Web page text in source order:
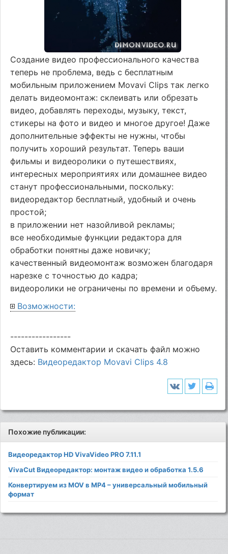
Создание видео профессионального качества
теперь не проблема, ведь с бесплатным
мобильным приложением Movavi Clips так легко
делать видеомонтаж: склеивать или обрезать
видео, добавлять переходы, музыку, текст,
стикеры на фото и видео и многое другое! Даже
дополнительные эффекты не нужны, чтобы
получить хороший результат. Теперь ваши
фильмы и видеоролики о путешествиях,
интересных мероприятиях или домашнее видео
станут профессиональными, поскольку:
видеоредактор бесплатный, удобный и очень
простой;
в приложении нет назойливой рекламы;
все необходимые функции редактора для
обработки понятны даже новичку;
качественный видеомонтаж возможен благодаря
нарезке с точностью до кадра;
видеоролики не ограничены по времени и объему.
Возможности:
-----------------
Оставить комментарии и скачать файл можно
здесь: Видеоредактор Movavi Clips 4.8
Похожие публикации:
Видеоредактор HD VivaVideo PRO 7.11.1
VivaCut Видеоредактор: монтаж видео и обработка 1.5.6
Конвертируем из MOV в MP4 – универсальный мобильный
формат